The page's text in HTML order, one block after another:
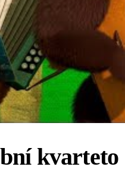
kvarteto